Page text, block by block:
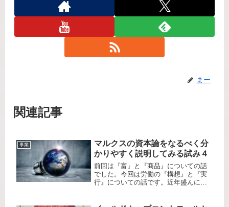
まー
関連記事
事業
マルクスの資本論をなるべく分
かりやすく説明してみる試み４
前回は『富』と『商品』についての話
でした。今回は労働の『構想』と『実
行』についての話です。近年盛んに語